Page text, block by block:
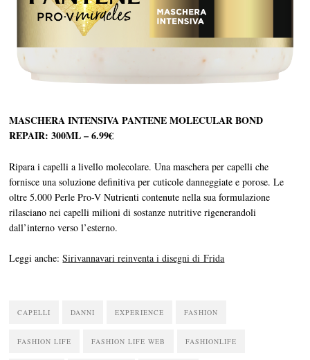
MASCHERA INTENSIVA PANTENE MOLECULAR BOND
REPAIR: 300ML – 6.99€
Ripara i capelli a livello molecolare. Una maschera per capelli che
fornisce una soluzione definitiva per cuticole danneggiate e porose. Le
oltre 5.000 Perle Pro-V Nutrienti contenute nella sua formulazione
rilasciano nei capelli milioni di sostanze nutritive rigenerandoli
dall’interno verso l’esterno.
Leggi anche:Sirivannavari reinventa i disegni di Frida
CAPELLI DANNI EXPERIENCE FASHION
FASHION LIFE FASHION LIFE WEB FASHIONLIFE